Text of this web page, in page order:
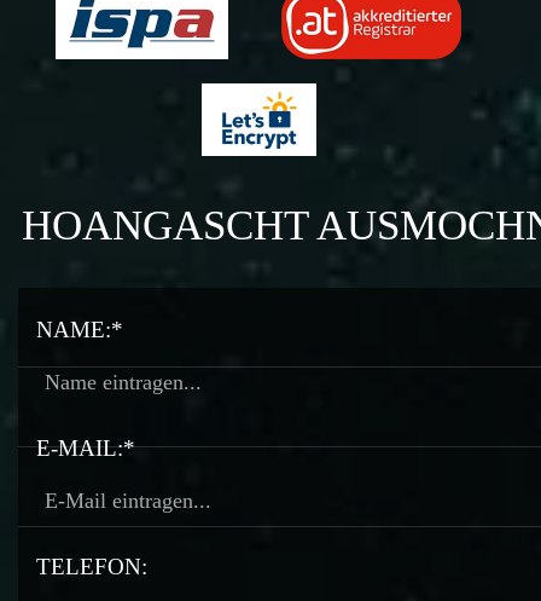
HOANGASCHT
NAME:*
E-MAIL:*
TELEFON: